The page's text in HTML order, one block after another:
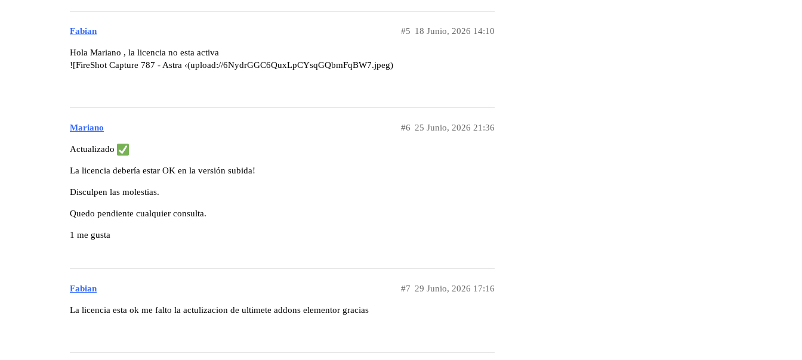
Fabian 18 Junio, 2026 14:10
#5
Hola Mariano , la licencia no esta activa
![FireShot Capture 787 - Astra ‹(upload://6NydrGGC6QuxLpCYsqGQbmFqBW7.jpeg)
Mariano 25 Junio, 2026 21:36
#6
Actualizado
La licencia debería estar OK en la versión subida!
Disculpen las molestias.
Quedo pendiente cualquier consulta.
1 me gusta
Fabian 29 Junio, 2026 17:16
#7
La licencia esta ok me falto la actulizacion de ultimete addons elementor gracias